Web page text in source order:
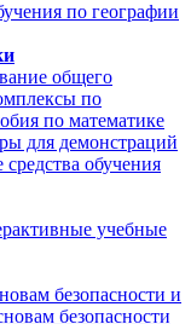
по географии
общего
по
по математике
для демонстраций
обучения
учебные
безопасности и
безопасности